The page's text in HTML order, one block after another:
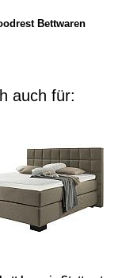
Bettwaren
auch für: